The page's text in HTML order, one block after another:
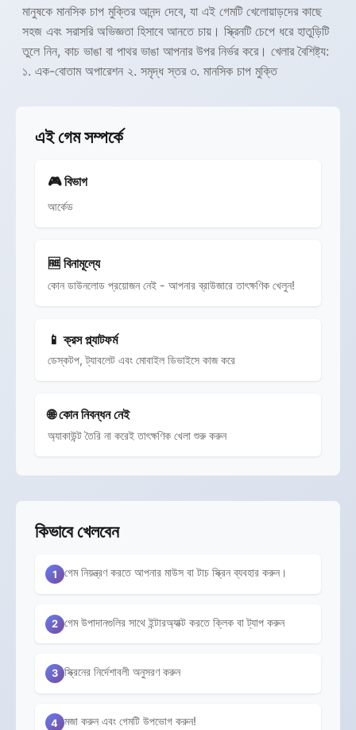
মানুষকে মানসিক চাপ মুক্তির আনন্দ দেবে, যা এই গেমটি খেলোয়াড়দের কাছে
সহজ এবং সরাসরি অভিজ্ঞতা হিসাবে আনতে চায়। স্ক্রিনটি চেপে ধরে হাতুড়িটি
তুলে নিন, কাচ ভাঙা বা পাথর ভাঙা আপনার উপর নির্ভর করে। খেলার বৈশিষ্ট্য:
১. এক-বোতাম অপারেশন ২. সমৃদ্ধ স্তর ৩. মানসিক চাপ মুক্তি
এই গেম সম্পর্কে
🎮 বিভাগ
আর্কেড
🆓 বিনামূল্যে
কোন ডাউনলোড প্রয়োজন নেই - আপনার ব্রাউজারে তাৎক্ষণিক খেলুন!
📱 ক্রস প্ল্যাটফর্ম
ডেস্কটপ, ট্যাবলেট এবং মোবাইল ডিভাইসে কাজ করে
🌐 কোন নিবন্ধন নেই
অ্যাকাউন্ট তৈরি না করেই তাৎক্ষণিক খেলা শুরু করুন
কিভাবে খেলবেন
1 গেম নিয়ন্ত্রণ করতে আপনার মাউস বা টাচ স্ক্রিন ব্যবহার করুন।
2 গেম উপাদানগুলির সাথে ইন্টারঅ্যাক্ট করতে ক্লিক বা ট্যাপ করুন
3 স্ক্রিনের নির্দেশাবলী অনুসরণ করুন
4 মজা করুন এবং গেমটি উপভোগ করুন!